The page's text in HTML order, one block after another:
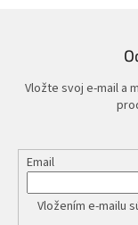
Vložte svoj e-mail a
Email
Vložením e-mailu